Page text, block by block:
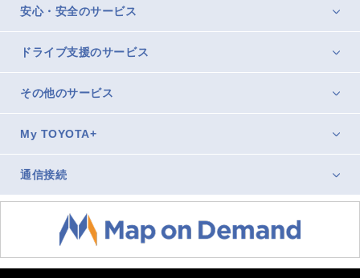
安心・安全のサービス
ドライブ支援のサービス
その他のサービス
My TOYOTA+
通信接続